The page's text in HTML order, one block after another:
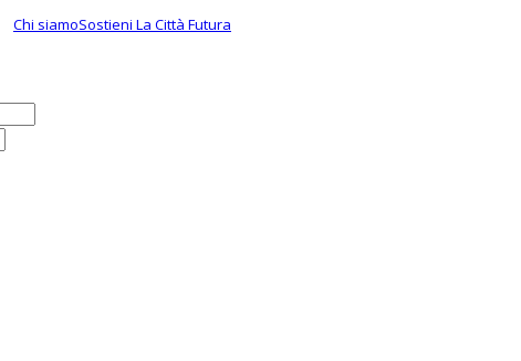
Chi siamoSostieni La Città Futura